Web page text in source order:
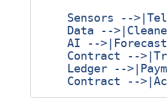
Sensors --
Data --
AI --
Contract --
Ledger --